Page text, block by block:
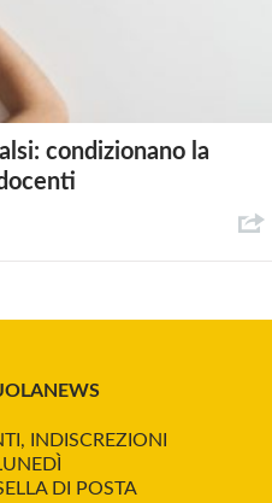
condizionano la
INDISCREZIONI
DI POSTA